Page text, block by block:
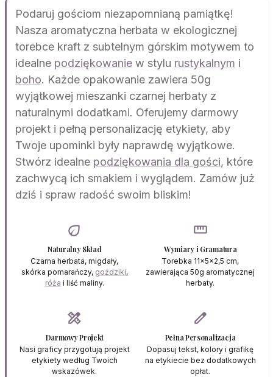
Podaruj gościom niezapomnianą pamiątkę!
Nasza aromatyczna herbata w ekologicznej
torebce kraft z subtelnym górskim motywem to
idealne podziękowanie w stylu rustykalnym i
boho. Każde opakowanie zawiera 50g
wyjątkowej mieszanki czarnej herbaty z
naturalnymi dodatkami. Oferujemy darmowy
projekt i pełną personalizację etykiety, aby
Twoje upominki były naprawdę wyjątkowe.
Stwórz idealne podziękowania dla gości, które
zachwycą ich smakiem i wyglądem. Zamów już
dziś i spraw radość swoim bliskim!
eco
Naturalny Skład
Czarna herbata, migdały,
skórka pomarańczy, goździki,
róża i liść maliny.
straighten
Wymiary i Gramatura
Torebka 11x5x2,5 cm,
zawierająca 50g aromatycznej
herbaty.
design_services
Darmowy Projekt
Nasi graficy przygotują projekt
etykiety według Twoich
wskazówek.
edit
Pełna Personalizacja
Dopasuj tekst, kolory i grafikę
na etykiecie bez dodatkowych
opłat.